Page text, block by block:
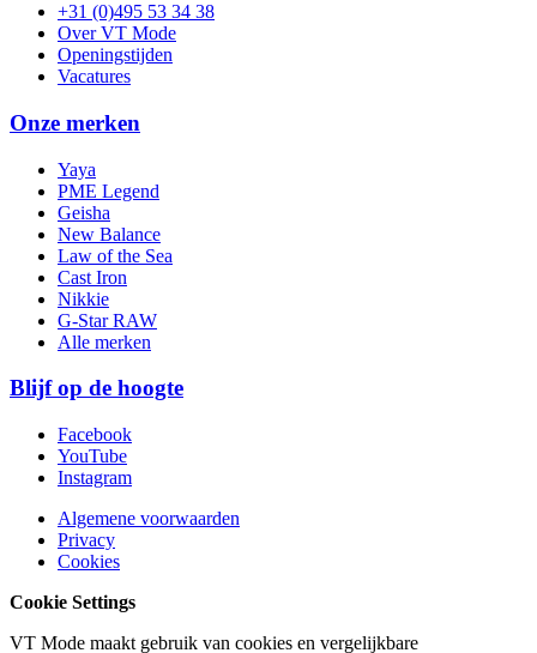
+31 (0)495 53 34 38
Over VT Mode
Openingstijden
Vacatures
Onze merken
Yaya
PME Legend
Geisha
New Balance
Law of the Sea
Cast Iron
Nikkie
G-Star RAW
Alle merken
Blijf op de hoogte
Facebook
YouTube
Instagram
Algemene voorwaarden
Privacy
Cookies
Cookie Settings
VT Mode maakt gebruik van cookies en vergelijkbare